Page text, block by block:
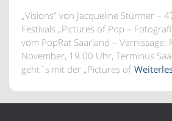
„Visions” von Jacqueline Stürmer –
Festivals „Pictures of Pop –
vom PopRat Saarland – Vernissage:
November, 19.00 Uhr, Terminus
geht´s mit der „Pictures of